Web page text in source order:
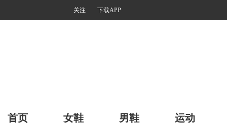
关注 下载APP
首页 女鞋 男鞋 运动